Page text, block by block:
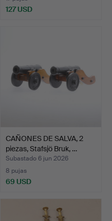
127 USD
CAÑONES DE SALVA, 2
piezas, Stafsjö Bruk, …
Subastado 6 jun 2026
8 pujas
69 USD